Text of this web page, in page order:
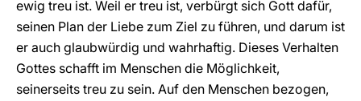
ewig treu ist. Weil er treu ist, verbürgt sich Gott dafür,
seinen Plan der Liebe zum Ziel zu führen, und darum ist
er auch glaubwürdig und wahrhaftig. Dieses Verhalten
Gottes schafft im Menschen die Möglichkeit,
seinerseits treu zu sein. Auf den Menschen bezogen,